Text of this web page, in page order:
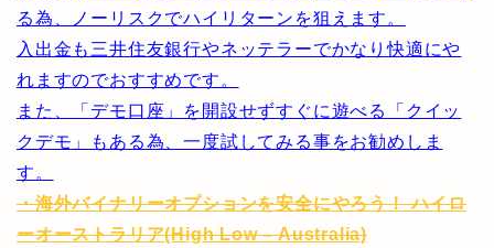
る為、ノーリスクでハイリターンを狙えます。
入出金も三井住友銀行やネッテラーでかなり快適にや
れますのでおすすめです。
また、「デモ口座」を開設せずすぐに遊べる「クイッ
クデモ」もある為、一度試してみる事をお勧めしま
す。
・海外バイナリーオプションを安全にやろう！ ハイロ
ーオーストラリア(High Low – Australia)